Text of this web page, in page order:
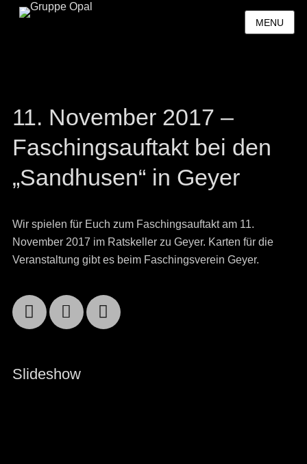
MENU
11. November 2017 –
Faschingsauftakt bei den
„Sandhusen“ in Geyer
Wir spielen für Euch zum Faschingsauftakt am 11.
November 2017 im Ratskeller zu Geyer. Karten für die
Veranstaltung gibt es beim Faschingsverein Geyer.
Facebook
Email YouTube
Slideshow